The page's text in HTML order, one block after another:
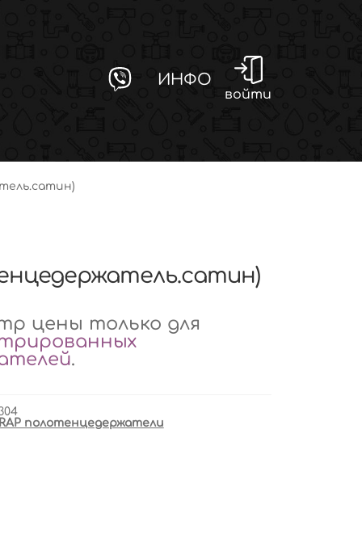
ИНФО
войти
цены только для
.
полотенцедержатели